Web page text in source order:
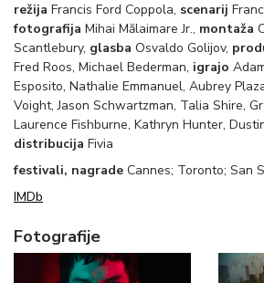
režija Francis Ford Coppola, scenarij
fotografija Mihai Mălaimare Jr., montaža
Scantlebury, glasba Osvaldo Golijov,
Fred Roos, Michael Bederman, igrajo
Esposito, Nathalie Emmanuel, Aubrey
Voight, Jason Schwartzman, Talia Shire,
Laurence Fishburne, Kathryn Hunter,
distribucija Fivia
festivali, nagrade Cannes; Toronto; San
IMDb
Fotografije